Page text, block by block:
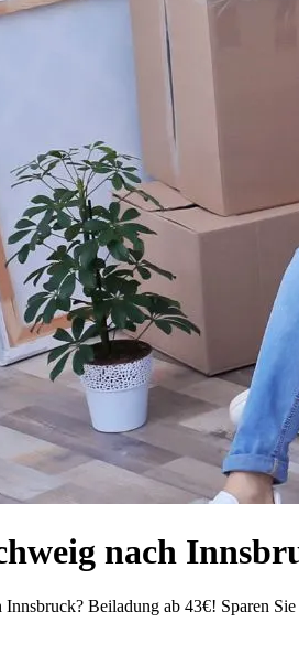
nach
Beiladung ab 43€! Sparen